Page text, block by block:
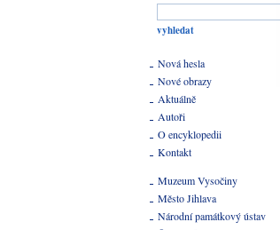
Nová hesla
Nové obrazy
Aktuálně
Autoři
O encyklopedii
Kontakt
Muzeum Vysočiny
Město Jihlava
Národní památkový ústav